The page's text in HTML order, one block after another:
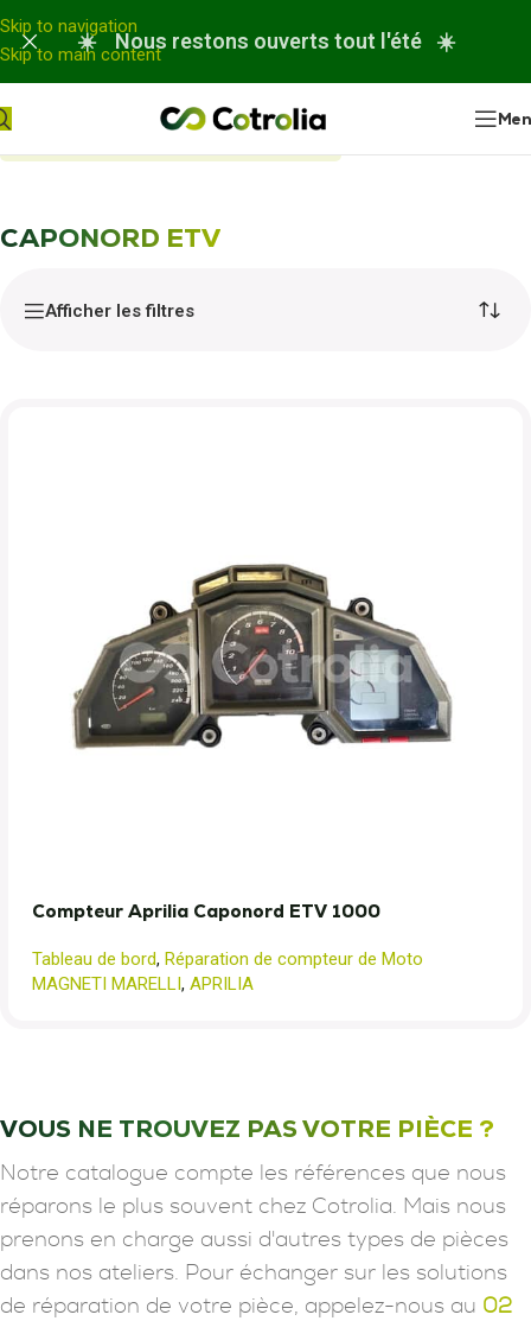
Panneau de gestion des cookies
Skip to navigation
Skip to main content
☀️ Nous restons ouverts tout l'été ☀️
CAPONORD ETV
Afficher les filtres
Compteur Aprilia Caponord ETV 1000
Tableau de bord, Réparation de compteur de Moto
MAGNETI MARELLI, APRILIA
VOUS NE TROUVEZ PAS VOTRE PIÈCE ?
Notre catalogue compte les références que nous
réparons le plus souvent chez Cotrolia. Mais nous
prenons en charge aussi d'autres types de pièces
dans nos ateliers. Pour échanger sur les solutions
de réparation de votre pièce, appelez-nous au 02